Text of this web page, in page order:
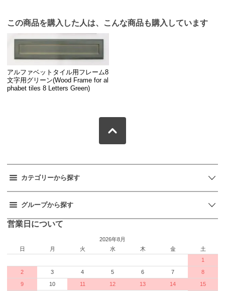
この商品を購入した人は、こんな商品も購入しています
アルファベットタイル用フレーム8
文字用グリーン(Wood Frame for al
phabet tiles 8 Letters Green)
カテゴリーから探す
グループから探す
営業日について
2026年8月
日
月 火 水 木 金
土
1
2
3 4 5 6 7
8
9
10 11 12 13 14
15